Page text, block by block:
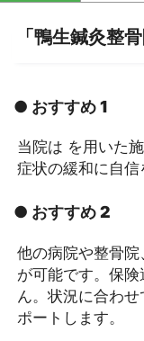
「鴨生鍼灸整
● おすすめ 1
当院は を用いた
症状の緩和に自信
● おすすめ 2
他の病院や整骨
が可能です。保
ん。状況に合わ
ポートします。